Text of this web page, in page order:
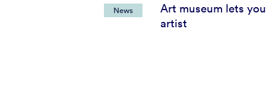
News
Art museum lets
artist